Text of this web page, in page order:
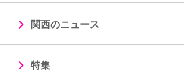
関西のニュース
特集